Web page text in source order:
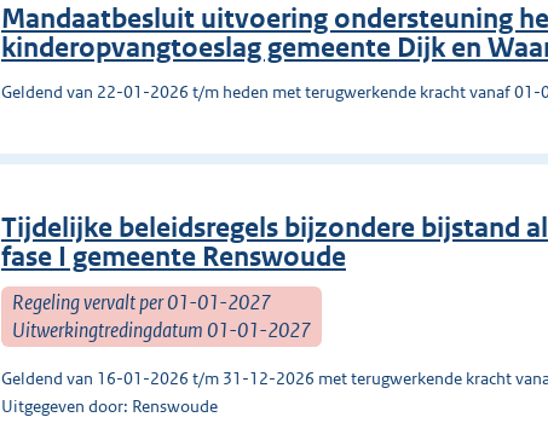
Mandaatbesluit uitvoering ondersteuning
kinderopvangtoeslag gemeente Dijk en
Geldend van 22-01-2026 t/m heden met terugwerkende kracht vanaf 01-
Tijdelijke beleidsregels bijzondere bijstand
fase I gemeente Renswoude
Regeling vervalt per 01-01-2027
Uitwerkingtredingdatum 01-01-2027
Geldend van 16-01-2026 t/m 31-12-2026 met terugwerkende kracht
Uitgegeven door: Renswoude